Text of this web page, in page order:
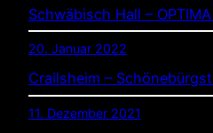
Schwäbisch Hall –
20. Januar 2022
Crailsheim –
11. Dezember 2021